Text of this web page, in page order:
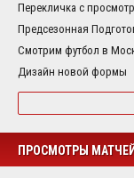
Перекличка с
Предсезонная
Смотрим футбол в
Дизайн новой формы
ПРОСМОТРЫ